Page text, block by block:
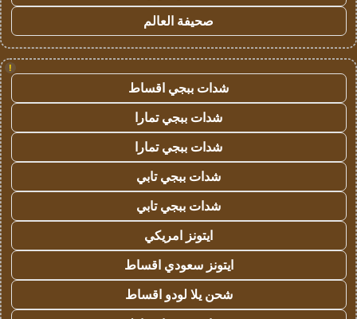
صحيفة العالم
!
شدات ببجي اقساط
شدات ببجي تمارا
شدات ببجي تمارا
شدات ببجي تابي
شدات ببجي تابي
ايتونز امريكي
ايتونز سعودي اقساط
شحن يلا لودو اقساط